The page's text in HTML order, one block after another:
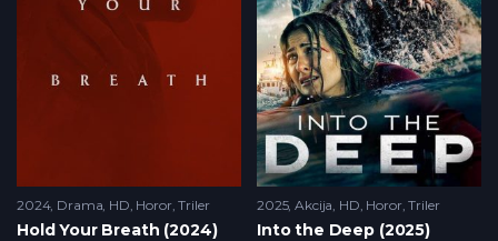
2024 Drama HD Horor,Triler
Hold Your Breath (2024)
2025 Akcija HD Horor,Triler
Into the Deep (2025)